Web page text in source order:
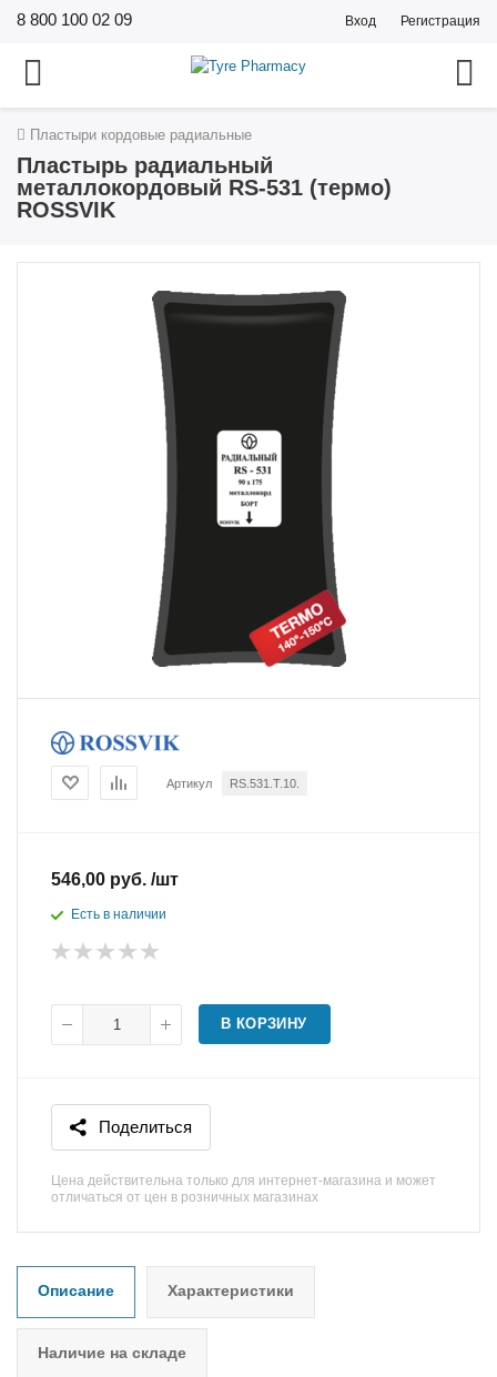
8 800 100 02 09 Вход Регистрация
Пластыри кордовые радиальные
Пластырь радиальный
металлокордовый RS-531 (термо)
ROSSVIK
Артикул RS.531.T.10.
546,00 руб. /шт
Есть в наличии
В КОРЗИНУ
Поделиться
Цена действительна только для интернет-магазина и может
отличаться от цен в розничных магазинах
Описание Характеристики
Наличие на складе